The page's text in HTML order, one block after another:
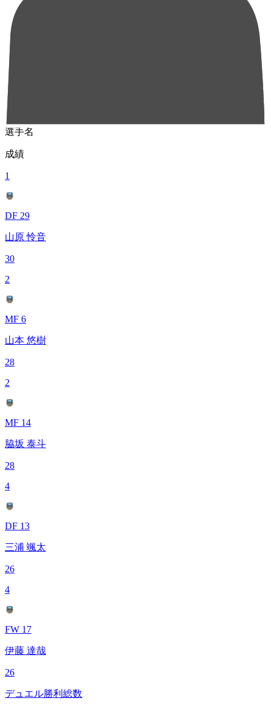
順位
選手名
成績
1
DF 29
山原 怜音
30
2
MF 6
山本 悠樹
28
2
MF 14
脇坂 泰斗
28
4
DF 13
三浦 颯太
26
4
FW 17
伊藤 達哉
26
デュエル勝利総数